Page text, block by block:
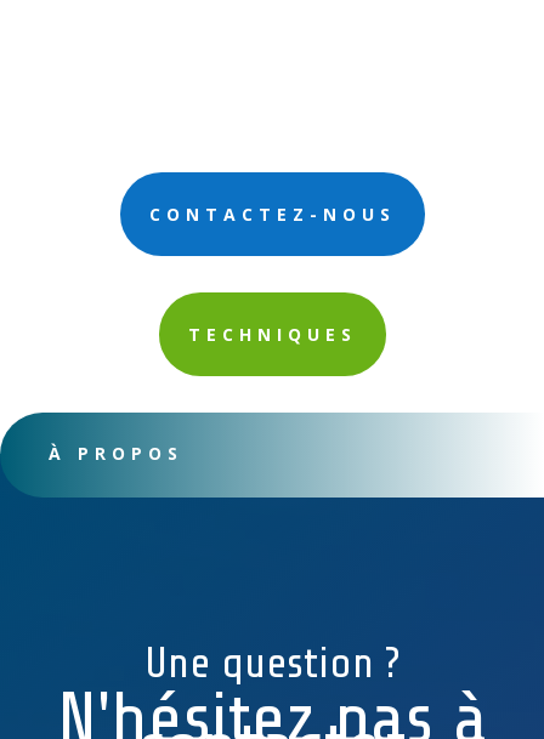
CONTACTEZ-NOUS
TECHNIQUES
À PROPOS
Une question ?
N'hésitez pas à